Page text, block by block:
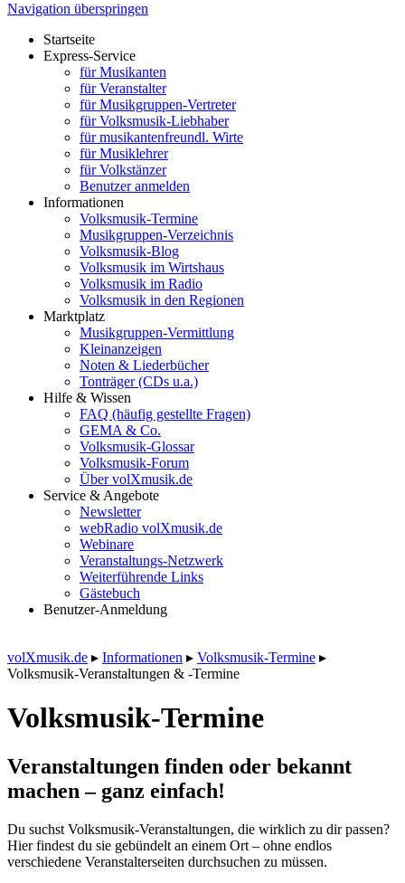
Navigation überspringen
Startseite
Express-Service
für Musikanten
für Veranstalter
für Musikgruppen-Vertreter
für Volksmusik-Liebhaber
für musikantenfreundl. Wirte
für Musiklehrer
für Volkstänzer
Benutzer anmelden
Informationen
Volksmusik-Termine
Musikgruppen-Verzeichnis
Volksmusik-Blog
Volksmusik im Wirtshaus
Volksmusik im Radio
Volksmusik in den Regionen
Marktplatz
Musikgruppen-Vermittlung
Kleinanzeigen
Noten & Liederbücher
Tonträger (CDs u.a.)
Hilfe & Wissen
FAQ (häufig gestellte Fragen)
GEMA & Co.
Volksmusik-Glossar
Volksmusik-Forum
Über volXmusik.de
Service & Angebote
Newsletter
webRadio volXmusik.de
Webinare
Veranstaltungs-Netzwerk
Weiterführende Links
Gästebuch
Benutzer-Anmeldung
volXmusik.de ▸ Informationen ▸ Volksmusik-Termine ▸
Volksmusik-Veranstaltungen & -Termine
Volksmusik-Termine
Veranstaltungen finden oder bekannt
machen – ganz einfach!
Du suchst Volksmusik-Veranstaltungen, die wirklich zu dir passen?
Hier findest du sie gebündelt an einem Ort – ohne endlos
verschiedene Veranstalterseiten durchsuchen zu müssen.